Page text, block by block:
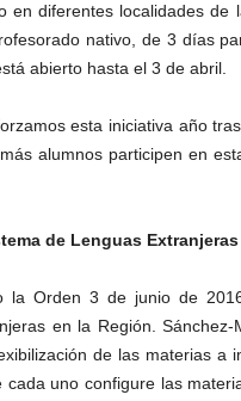
en diferentes localidades de
nativo, de 3 días
abierto hasta el 3 de abril.
esta iniciativa año
alumnos participen en
de Lenguas Extranjeras
la Orden 3 de junio de
en la Región.
de las materias a
uno configure las